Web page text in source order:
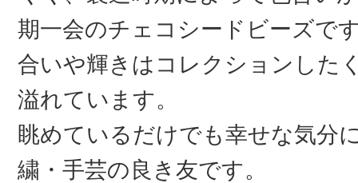
期一会のチェコシードビーズで
合いや輝きはコレクションした
溢れています。
眺めているだけでも幸せな気分
繍・手芸の良き友です。